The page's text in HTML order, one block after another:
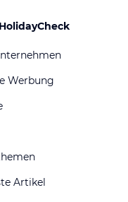
Werbung
Artikel